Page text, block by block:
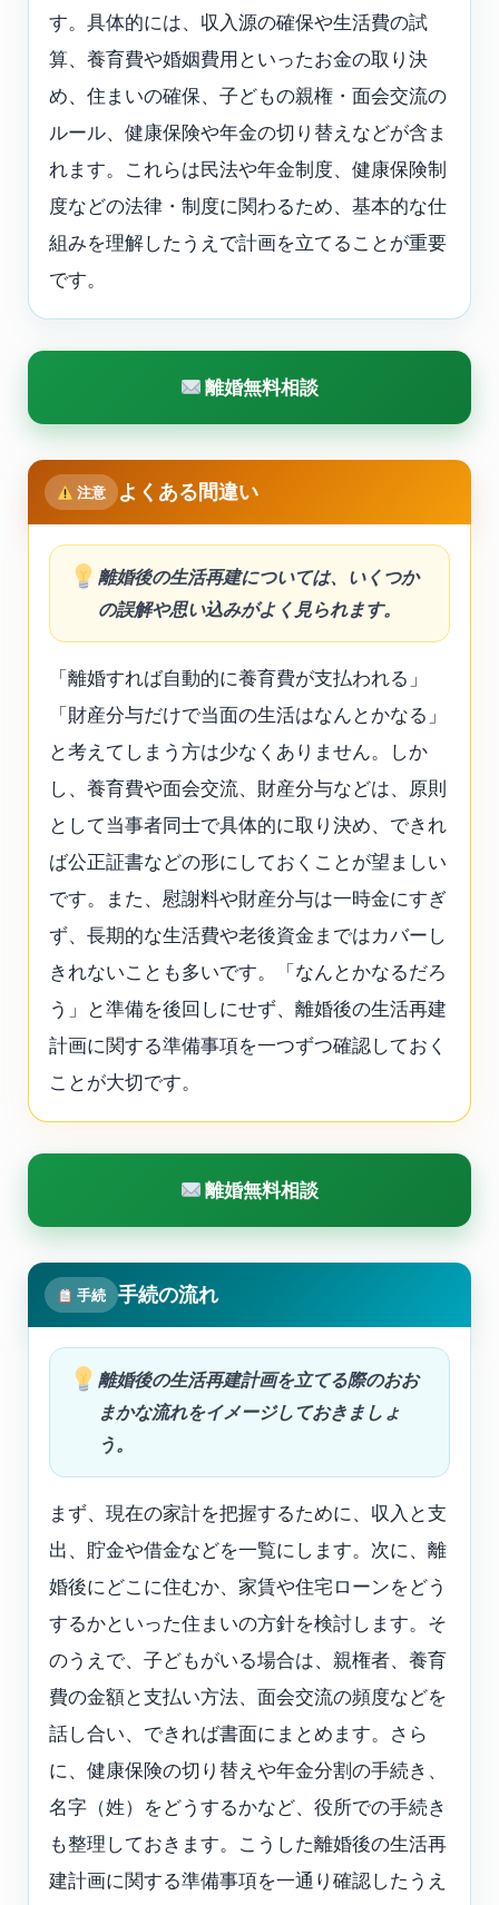
す。具体的には、収入源の確保や生活費の試
算、養育費や婚姻費用といったお金の取り決
め、住まいの確保、子どもの親権・面会交流の
ルール、健康保険や年金の切り替えなどが含ま
れます。これらは民法や年金制度、健康保険制
度などの法律・制度に関わるため、基本的な仕
組みを理解したうえで計画を立てることが重要
です。
離婚無料相談
注意 よくある間違い
離婚後の生活再建については、いくつか
の誤解や思い込みがよく見られます。
「離婚すれば自動的に養育費が支払われる」
「財産分与だけで当面の生活はなんとかなる」
と考えてしまう方は少なくありません。しか
し、養育費や面会交流、財産分与などは、原則
として当事者同士で具体的に取り決め、できれ
ば公正証書などの形にしておくことが望ましい
です。また、慰謝料や財産分与は一時金にすぎ
ず、長期的な生活費や老後資金まではカバーし
きれないことも多いです。「なんとかなるだろ
う」と準備を後回しにせず、離婚後の生活再建
計画に関する準備事項を一つずつ確認しておく
ことが大切です。
離婚無料相談
手続 手続の流れ
離婚後の生活再建計画を立てる際のおお
まかな流れをイメージしておきましょ
う。
まず、現在の家計を把握するために、収入と支
出、貯金や借金などを一覧にします。次に、離
婚後にどこに住むか、家賃や住宅ローンをどう
するかといった住まいの方針を検討します。そ
のうえで、子どもがいる場合は、親権者、養育
費の金額と支払い方法、面会交流の頻度などを
話し合い、できれば書面にまとめます。さら
に、健康保険の切り替えや年金分割の手続き、
名字（姓）をどうするかなど、役所での手続き
も整理しておきます。こうした離婚後の生活再
建計画に関する準備事項を一通り確認したうえ